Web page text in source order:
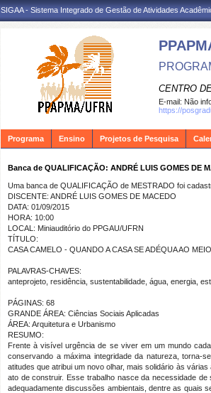
SIGAA - Sistema Integrado de Gestão de Atividades
CENTRO
E-mail: Não
https://
Programa Ensino Projetos de Pesquisa
Banca de QUALIFICAÇÃO: ANDRÉ LUIS GOMES DE
Uma banca de QUALIFICAÇÃO de MESTRADO foi
DISCENTE: ANDRÉ LUIS GOMES DE MACEDO
DATA: 01/09/2015
HORA: 10:00
LOCAL: Miniauditório do PPGAU/UFRN
TÍTULO:
CASA CAMELO - QUANDO A CASA SE ADÉQUA AO
PALAVRAS-CHAVES:
anteprojeto, residência, sustentabilidade, água, energia,
PÁGINAS: 68
GRANDE ÁREA: Ciências Sociais Aplicadas
ÁREA: Arquitetura e Urbanismo
RESUMO:
Frente à visível urgência de se viver em um mundo
conservando a máxima integridade da natureza, torna-
atitudes que atribui um novo olhar, mais solidário às
ato de construir. Esse trabalho nasce da necessidade
adequadamente discussões ambientais, dentre as quais